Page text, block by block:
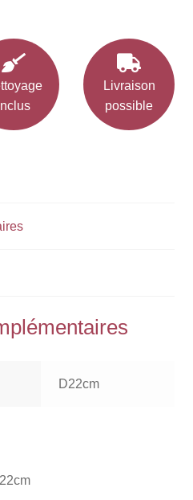
Livraison
possible
D22cm